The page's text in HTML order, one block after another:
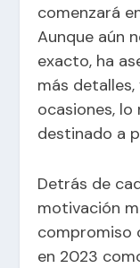
comenzará
Aunque aún
exacto, ha
más
ocasiones,
destinado a
Detrás de
motivación
compromiso
en 2023